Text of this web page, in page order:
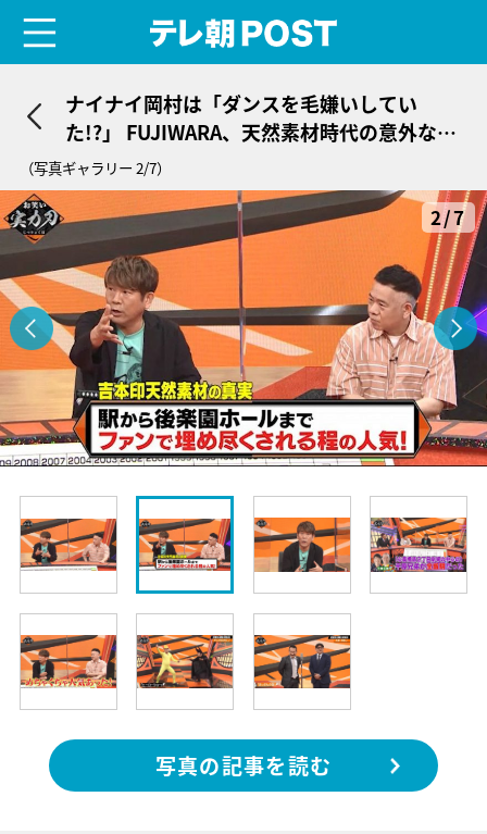
ナイナイ岡村は「ダンスを毛嫌いしてい
た!?」 FUJIWARA、天然素材時代の意外な一
面を明かす
（写真ギャラリー 2/7）
2/7
写真の記事を読む